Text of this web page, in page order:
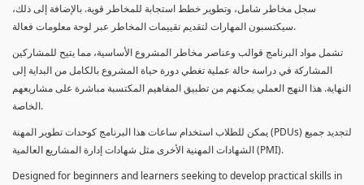
سجل مخاطر شامل، وتطوير خطط استجابة للمخاطر قوية. بالإضافة إلى ذلك،
سيكتسبون المهارات لتقديم تقييمات المخاطر عبر لوحة معلومات فعالة.
تشمل مواد البرنامج قوالب وعناصر مخاطر المشروع الأساسية، مما يتيح للمشاركين
المشاركة في دراسة حالة عملية تغطي دورة حياة المشروع بالكامل من البداية إلى
النهاية. هذا النهج العملي يمكنهم من تطبيق المفاهيم المكتسبة مباشرة على مشاريعهم
الخاصة.
يمكن للطلاب استخدام ساعات هذا البرنامج كوحدات تطوير المهنة (PDUs) لتجديد جميع
الشهادات المهنية الأخرى مثل شهادات إدارة المشاريع العالمية (PMI).
Designed for beginners and learners seeking to develop practical skills in